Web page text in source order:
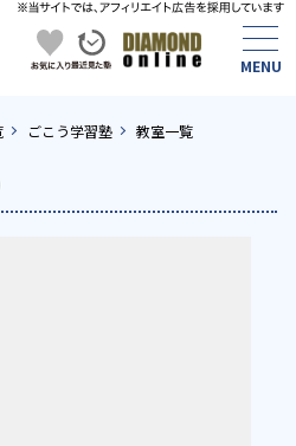
ごこう学習塾 教室一覧